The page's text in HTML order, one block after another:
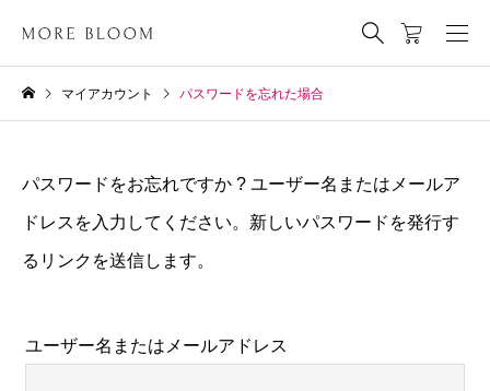
マイアカウント パスワードを忘れた場合
パスワードをお忘れですか ? ユーザー名またはメールア
ドレスを入力してください。新しいパスワードを発行す
るリンクを送信します。
ユーザー名またはメールアドレス